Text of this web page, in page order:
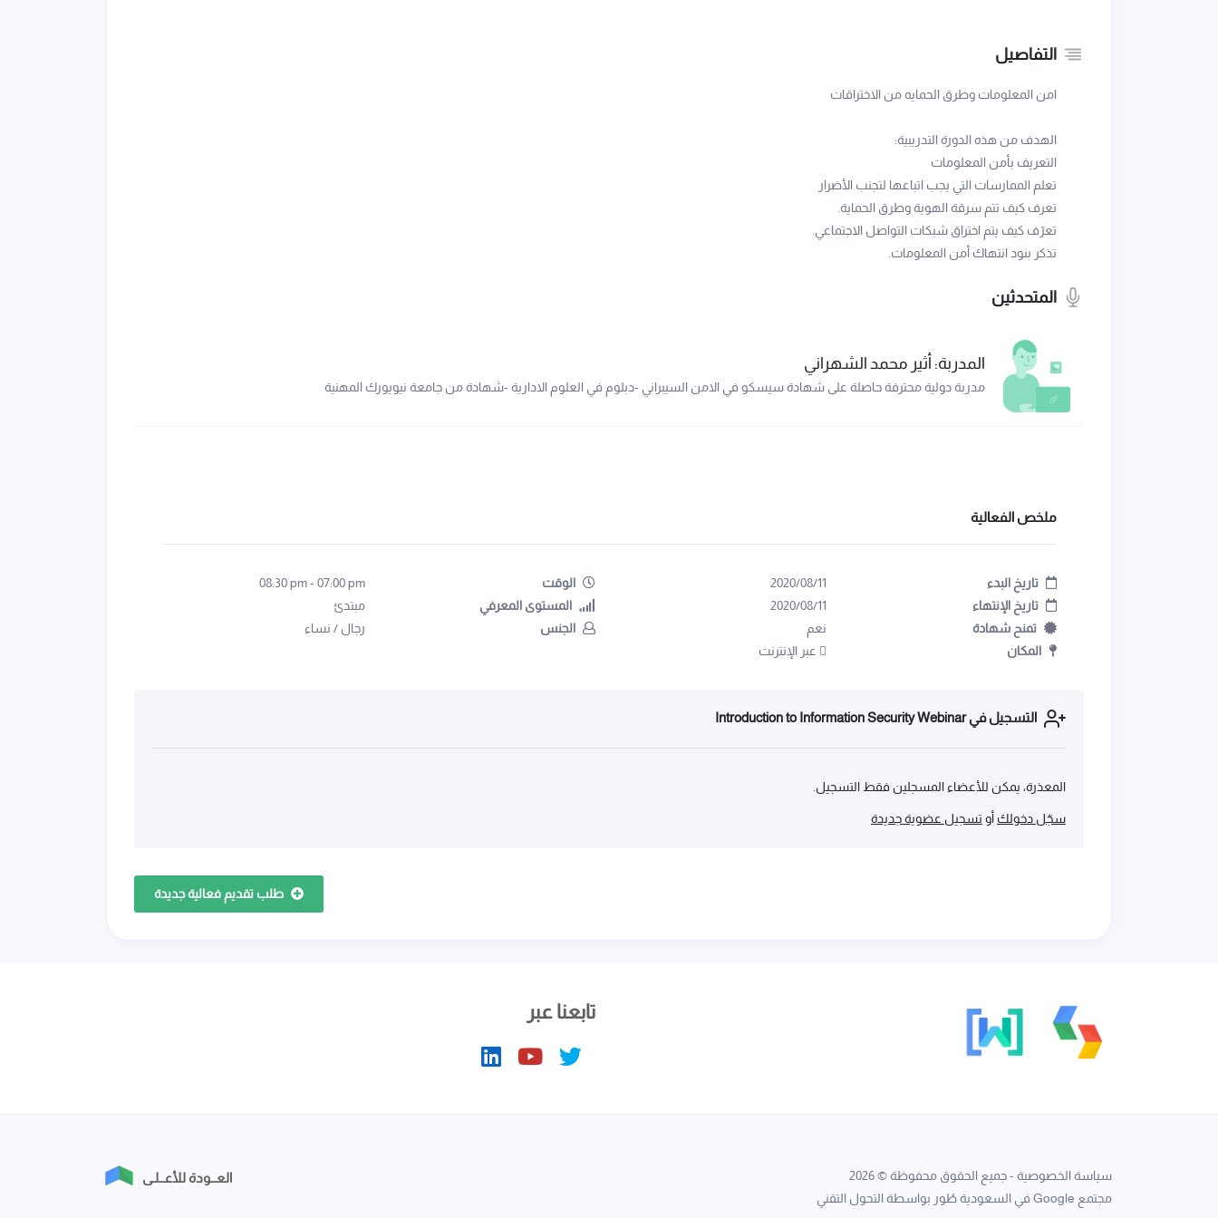
التفاصيل
امن المعلومات وطرق الحمايه من الاختراقات
الهدف من هذه الدورة التدريبية:
التعريف بأمن المعلومات
تعلم الممارسات التي يجب اتباعها لتجنب الأضرار
تعرف كيف تتم سرقة الهوية وطرق الحماية.
تعرّف كيف يتم اختراق شبكات التواصل الاجتماعي.
تذكر بنود انتهاك أمن المعلومات.
المتحدثين
المدربة: أثير محمد الشهراني
مدربة دولية محترفة حاصلة على شهادة سيسكو في الامن السيبراني -دبلوم في العلوم الادارية -شهادة من جامعة نيويورك المهنية
ملخص الفعالية
تاريخ البدء 2020/08/11 الوقت 07:00 pm
-
08:30 pm
تاريخ الإنتهاء
2020/08/11 المستوى المعرفي
مبتدئ
تمنح شهادة
نعم الجنس رجال / نساء
المكان
عبر الإنترنت
التسجيل في Introduction to Information Security Webinar
المعذرة، يمكن للأعضاء المسجلين فقط التسجيل.
سجّل دخولك أو تسجيل عضوية جديدة
طلب تقديم فعالية جديدة
تابعنا عبر
سياسة الخصوصية - جميع الحقوق محفوظة © 2026
مجتمع Google في السعودية
طُور بواسطة التحول التقني
العــودة للأعــلـى